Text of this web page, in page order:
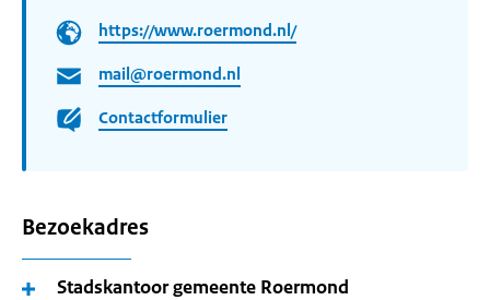
https://www.roermond.nl/
mail@roermond.nl
Contactformulier
Bezoekadres
Stadskantoor gemeente Roermond